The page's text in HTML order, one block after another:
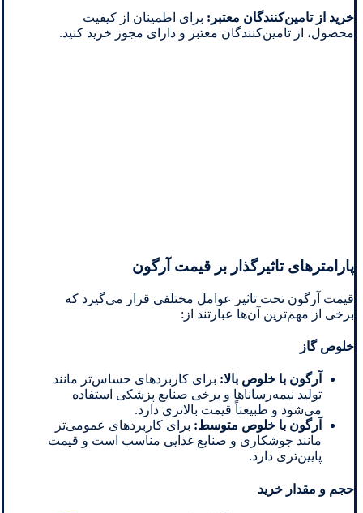
خرید از تامین‌کنندگان معتبر : برای اطمینان از کیفیت
محصول، از تامین‌کنندگان معتبر و دارای مجوز خرید کنید.
پارامترهای تاثیرگذار بر قیمت آرگون
قیمت آرگون تحت تاثیر عوامل مختلفی قرار می‌گیرد که
برخی از مهم‌ترین آن‌ها عبارتند از:
خلوص گاز
آرگون با خلوص بالا: برای کاربردهای حساس‌تر مانند
تولید نیمه‌رساناها و برخی صنایع پزشکی استفاده
می‌شود و طبیعتاً قیمت بالاتری دارد.
آرگون با خلوص متوسط: برای کاربردهای عمومی‌تر
مانند جوشکاری و صنایع غذایی مناسب است و قیمت
پایین‌تری دارد.
حجم و مقدار خرید